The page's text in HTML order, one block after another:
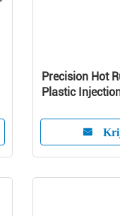
Precision Hot
Plastic